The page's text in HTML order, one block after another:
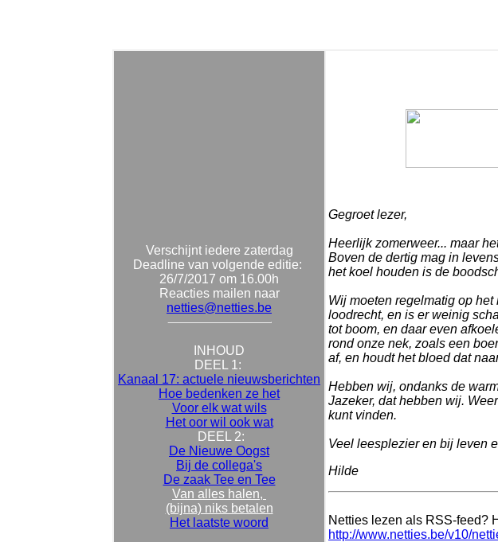
Verschijnt iedere zaterdag
Deadline van volgende editie:
26/7/2017 om 16.00h
Reacties mailen naar
netties@netties.be
INHOUD
DEEL 1:
Kanaal 17: actuele nieuwsberichten
Hoe bedenken ze het
Voor elk wat wils
Het oor wil ook wat
DEEL 2:
De Nieuwe Oogst
Bij de collega's
De zaak Tee en Tee
Van alles halen,
(bijna) niks betalen
Het laatste woord
Gegroet lezer,
Heerlijk zomerweer... maar
Boven de dertig mag in
het koel houden is de
Wij moeten regelmatig op
loodrecht, en is er weinig
tot boom, en daar even
rond onze nek, zoals een
af, en houdt het bloed dat
Hebben wij, ondanks de
Jazeker, dat hebben wij.
kunt vinden.
Veel leesplezier en bij leven
Hilde
Netties lezen als RSS-feed?
http://www.netties.be/v10/